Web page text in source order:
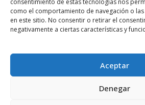
consentimiento de estas tecnologías nos
como el comportamiento de navegación o
en este sitio. No consentir o retirar el
negativamente a ciertas características y
Aceptar
Denegar
Notificarme vía correo electrónico
Este sitio usa Akismet para